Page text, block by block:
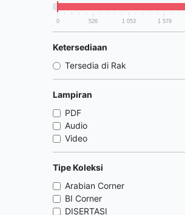
0 526 1 053 1 579
Ketersediaan
Tersedia di Rak
Lampiran
PDF
Audio
Video
Tipe Koleksi
Arabian Corner
BI Corner
DISERTASI